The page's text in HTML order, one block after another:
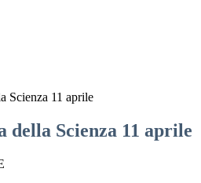
Scienza 11 aprile
della Scienza 11 aprile